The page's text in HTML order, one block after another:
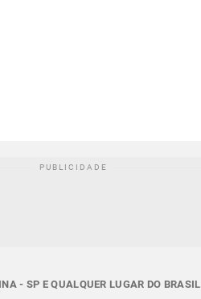
- SP E QUALQUER LUGAR DO BRASIL